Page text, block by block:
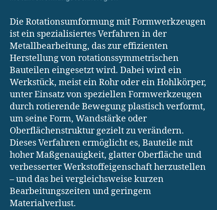
Die Rotationsumformung mit Formwerkzeugen
ist ein spezialisiertes Verfahren in der
Metallbearbeitung, das zur effizienten
Herstellung von rotationssymmetrischen
Bauteilen eingesetzt wird. Dabei wird ein
Werkstück, meist ein Rohr oder ein Hohlkörper,
unter Einsatz von speziellen Formwerkzeugen
durch rotierende Bewegung plastisch verformt,
um seine Form, Wandstärke oder
Oberflächenstruktur gezielt zu verändern.
Dieses Verfahren ermöglicht es, Bauteile mit
hoher Maßgenauigkeit, glatter Oberfläche und
verbesserter Werkstoffeigenschaft herzustellen
– und das bei vergleichsweise kurzen
Bearbeitungszeiten und geringem
Materialverlust.